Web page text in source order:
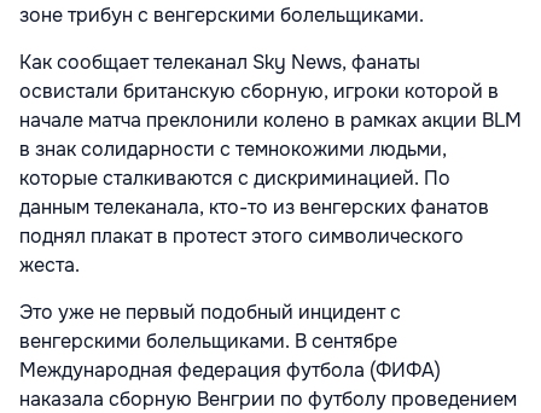
зоне трибун с венгерскими болельщиками.
Как сообщает телеканал Sky News, фанаты
освистали британскую сборную, игроки которой в
начале матча преклонили колено в рамках акции BLM
в знак солидарности с темнокожими людьми,
которые сталкиваются с дискриминацией. По
данным телеканала, кто-то из венгерских фанатов
поднял плакат в протест этого символического
жеста.
Это уже не первый подобный инцидент с
венгерскими болельщиками. В сентябре
Международная федерация футбола (ФИФА)
наказала сборную Венгрии по футболу проведением